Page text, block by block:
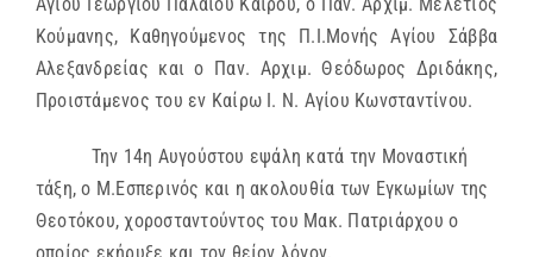
Κούμανης, Καθηγούμενος της Π.Ι.Μονής Αγίου Σάββα
Αλεξανδρείας και ο Παν. Αρχιμ. Θεόδωρος Δριδάκης,
Προιστάμενος του εν Καίρω Ι. Ν. Αγίου Κωνσταντίνου.
Την 14η Αυγούστου εψάλη κατά την Μοναστική
τάξη, ο Μ.Εσπερινός και η ακολουθία των Εγκωμίων της
Θεοτόκου, χοροσταντούντος του Μακ. Πατριάρχου ο